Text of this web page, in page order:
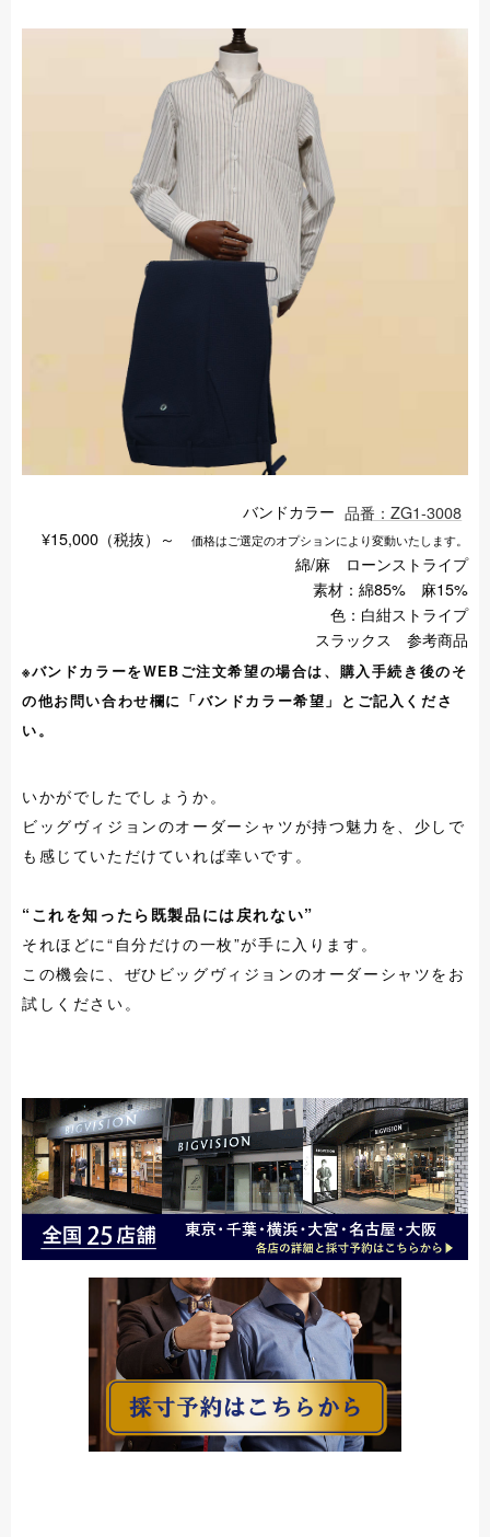
バンドカラー 品番：ZG1-3008
¥15,000（税抜）～
価格はご選定のオプションにより変動いたします。
綿/麻 ローンストライプ
素材：綿85% 麻15%
色：白紺ストライプ
スラックス 参考商品
※バンドカラーをWEBご注文希望の場合は、購入手続き後のそ
の他お問い合わせ欄に「バンドカラー希望」とご記入くださ
い。
いかがでしたでしょうか。
ビッグヴィジョンのオーダーシャツが持つ魅力を、少しで
も感じていただけていれば幸いです。
“これを知ったら既製品には戻れない”
それほどに“自分だけの一枚”が手に入ります。
この機会に、ぜひビッグヴィジョンのオーダーシャツをお
試しください。